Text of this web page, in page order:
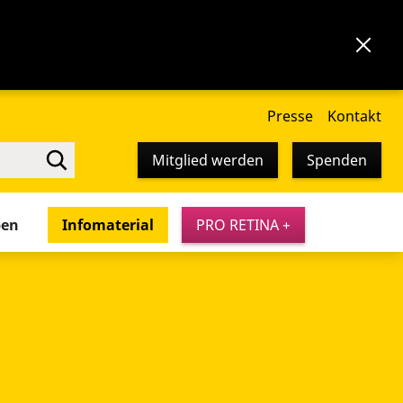
Presse Kontakt
Mitglied werden Spenden
Infomaterial PRO RETINA +